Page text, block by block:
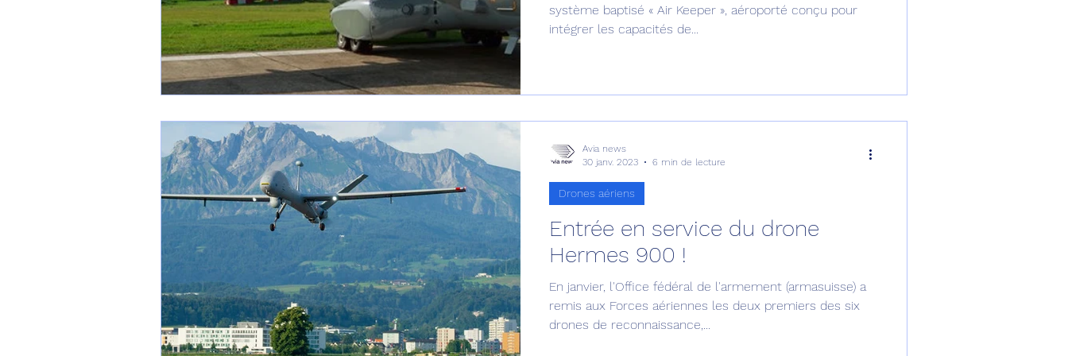
système baptisé « Air Keeper », aéroporté conçu pour
intégrer les capacités de...
Entrée en service du drone
Hermes 900 !
En janvier, l'Office fédéral de l'armement (armasuisse) a
remis aux Forces aériennes les deux premiers des six
drones de reconnaissance,...
Drones aériens
Avia news
30 janv. 2023
6 min de lecture